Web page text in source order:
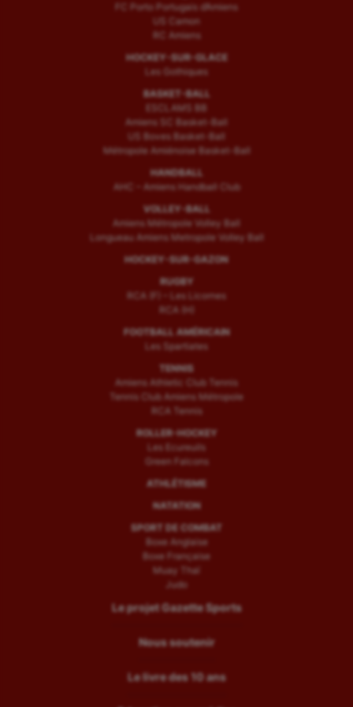
Water-polo
FC Porto Portugais d’Amiens
US Camon
RC Amiens
HOCKEY-SUR-GLACE
Les Gothiques
BASKET-BALL
ESCLAMS BB
Amiens SC Basket-Ball
US Boves Basket-Ball
Métropole Amiénoise Basket-Ball
HANDBALL
AHC – Amiens Handball Club
VOLLEY-BALL
Amiens Métropole Volley Ball
Longueau Amiens Metropole Volley Ball
HOCKEY-SUR-GAZON
RUGBY
RCA (F) – Les Licornes
RCA (H)
FOOTBALL AMÉRICAIN
Les Spartiates
TENNIS
Amiens Athletic Club Tennis
Tennis Club Amiens Métropole
RCA Tennis
ROLLER-HOCKEY
Les Ecureuils
Green Falcons
ATHLÉTISME
NATATION
SPORT DE COMBAT
Boxe Anglaise
Boxe Française
Muay Thaï
Judo
Le projet Gazette Sports
Nous soutenir
Le livre des 10 ans